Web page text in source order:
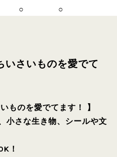
さいものを愛でて
ものを愛でてます！ 】
小さな生き物、シールや文
！